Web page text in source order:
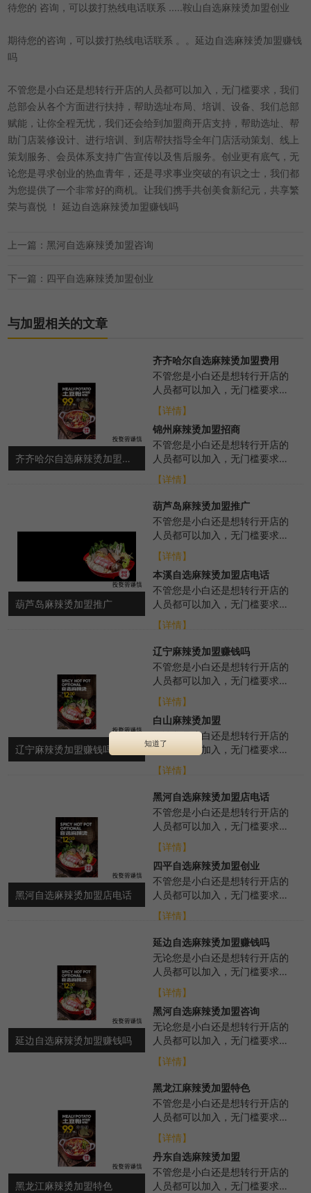
待您的 咨询，可以拨打热线电话联系 .....鞍山自选麻辣烫加盟创业
期待您的咨询，可以拨打热线电话联系 。。延边自选麻辣烫加盟赚钱
吗
不管您是小白还是想转行开店的人员都可以加入，无门槛要求，我们
总部会从各个方面进行扶持，帮助选址布局、培训、设备、我们总部
赋能，让你全程无忧，我们还会给到加盟商开店支持，帮助选址、帮
助门店装修设计、进行培训、到店帮扶指导全年门店活动策划、线上
策划服务、会员体系支持广告宣传以及售后服务。创业更有底气，无
论您是寻求创业的热血青年，还是寻求事业突破的有识之士，我们都
为您提供了一个非常好的商机。让我们携手共创美食新纪元，共享繁
荣与喜悦 ！ 延边自选麻辣烫加盟赚钱吗
上一篇：黑河自选麻辣烫加盟咨询
下一篇：四平自选麻辣烫加盟创业
与加盟相关的文章
齐齐哈尔自选麻辣烫加盟费用
齐齐哈尔自选麻辣烫加盟费用
不管您是小白还是想转行开店的
人员都可以加入，无门槛要求，
我们总部会从各个方面进行扶
持，帮助选址布局、...
【详情】
锦州麻辣烫加盟招商
不管您是小白还是想转行开店的
人员都可以加入，无门槛要求，
总部会从各个方面进行扶持，帮
助选址布局、培训...
【详情】
葫芦岛麻辣烫加盟推广
葫芦岛麻辣烫加盟推广
不管您是小白还是想转行开店的
人员都可以加入，无门槛要求，
我们总部会从各个方面进行扶
持，帮助选址布局、...
【详情】
本溪自选麻辣烫加盟店电话
不管您是小白还是想转行开店的
人员都可以加入，无门槛要求，
我们总部会从各个方面进行扶
持，帮助选址布局、...
【详情】
辽宁麻辣烫加盟赚钱吗
辽宁麻辣烫加盟赚钱吗
不管您是小白还是想转行开店的
人员都可以加入，无门槛要求，
我们总部会从各个方面进行扶
持，帮助选址布局、...
【详情】
白山麻辣烫加盟
无论您是小白还是想转行开店的
人员都可以加入，无门槛要求，
总部371度各个方面的扶持，选
址布局、培训、...
【详情】
黑河自选麻辣烫加盟店电话
黑河自选麻辣烫加盟店电话
不管您是小白还是想转行开店的
人员都可以加入，无门槛要求，
我们总部会从各个方面进行扶
持，帮助选址布局、...
【详情】
四平自选麻辣烫加盟创业
不管您是小白还是想转行开店的
人员都可以加入，无门槛要求，
品牌会从各个方面进行扶持，帮
助选址布局、培训...
【详情】
延边自选麻辣烫加盟赚钱吗
延边自选麻辣烫加盟赚钱吗
无论您是小白还是想转行开店的
人员都可以加入，无门槛要求，
总部372度各个方面的扶持，选
址布局、培训、...
【详情】
黑河自选麻辣烫加盟咨询
无论您是小白还是想转行开店的
人员都可以加入，无门槛要求，
总部371度各个方面的扶持，选
址布局、培训、...
【详情】
黑龙江麻辣烫加盟特色
黑龙江麻辣烫加盟特色
不管您是小白还是想转行开店的
人员都可以加入，无门槛要求，
我们总部会从各个方面进行扶
持，帮助选址布局、...
【详情】
丹东自选麻辣烫加盟
不管您是小白还是想转行开店的
人员都可以加入，无门槛要求，
知道了